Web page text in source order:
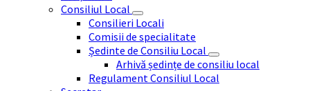
Consiliul Local
Consilieri Locali
Comisii de specialitate
Ședinte de Consiliu Local
Arhivă ședințe de consiliu local
Regulament Consiliul Local